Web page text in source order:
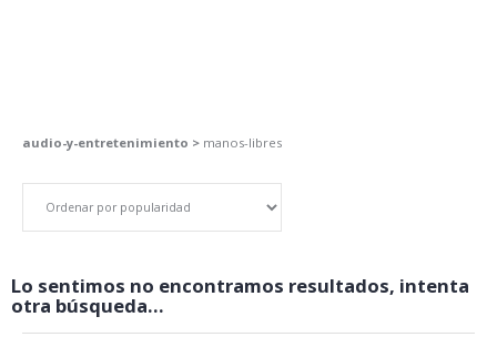
audio-y-entretenimiento > manos-libres
Lo sentimos no encontramos resultados, intenta
otra búsqueda...